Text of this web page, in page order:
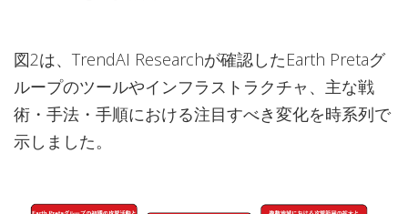
図2は、TrendAI Researchが確認したEarth Pretaグ
ループのツールやインフラストラクチャ、主な戦
術・手法・手順における注目すべき変化を時系列で
示しました。